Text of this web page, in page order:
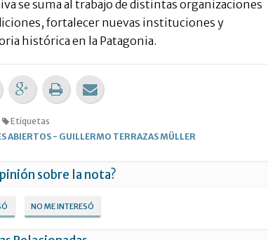
se suma al trabajo de distintas organizaciones
fortalecer nuevas instituciones y
histórica en la Patagonia.
Etiquetas
ABIERTOS- GUILLERMO TERRAZAS MÜLLER
sobre la nota?
NO ME INTERESÓ